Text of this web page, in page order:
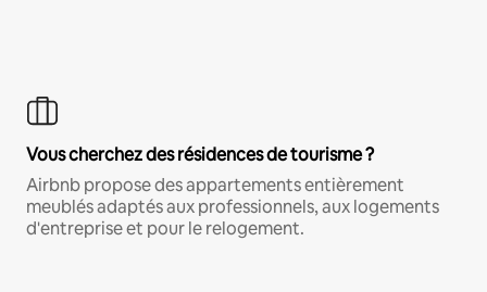
Vous cherchez des résidences de tourisme ?
Airbnb propose des appartements entièrement
meublés adaptés aux professionnels, aux logements
d'entreprise et pour le relogement.